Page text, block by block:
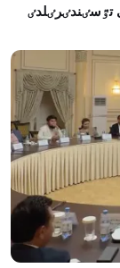
تٷسٸندٸرٸلدٸ